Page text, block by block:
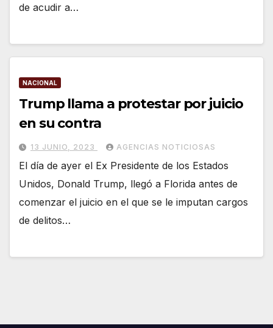
de acudir a…
NACIONAL
Trump llama a protestar por juicio
en su contra
13 JUNIO, 2023 AGENCIAS NOTICIOSAS
El día de ayer el Ex Presidente de los Estados
Unidos, Donald Trump, llegó a Florida antes de
comenzar el juicio en el que se le imputan cargos
de delitos…